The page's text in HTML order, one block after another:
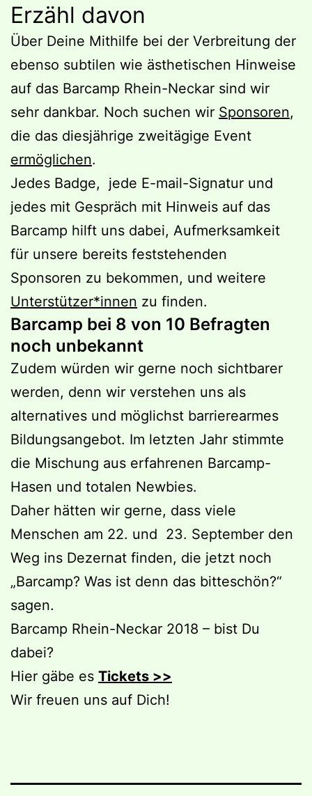
Erzähl davon
Über Deine Mithilfe bei der Verbreitung der
ebenso subtilen wie ästhetischen Hinweise
auf das Barcamp Rhein-Neckar sind wir
sehr dankbar. Noch suchen wir Sponsoren,
die das diesjährige zweitägige Event
ermöglichen.
Jedes Badge, jede E-mail-Signatur und
jedes mit Gespräch mit Hinweis auf das
Barcamp hilft uns dabei, Aufmerksamkeit
für unsere bereits feststehenden
Sponsoren zu bekommen, und weitere
Unterstützer*innen zu finden.
Barcamp bei 8 von 10 Befragten
noch unbekannt
Zudem würden wir gerne noch sichtbarer
werden, denn wir verstehen uns als
alternatives und möglichst barrierearmes
Bildungsangebot. Im letzten Jahr stimmte
die Mischung aus erfahrenen Barcamp-
Hasen und totalen Newbies.
Daher hätten wir gerne, dass viele
Menschen am 22. und 23. September den
Weg ins Dezernat finden, die jetzt noch
„Barcamp? Was ist denn das bitteschön?“
sagen.
Barcamp Rhein-Neckar 2018 – bist Du
dabei?
Hier gäbe es Tickets >>
Wir freuen uns auf Dich!